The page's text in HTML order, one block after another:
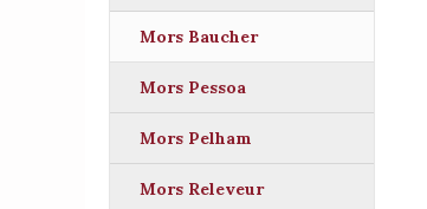
Mors Baucher
Mors Pessoa
Mors Pelham
Mors Releveur